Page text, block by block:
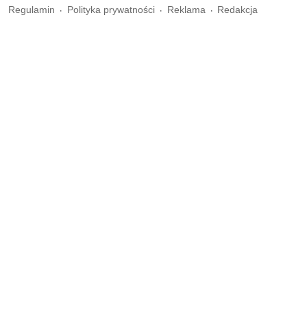
Regulamin
Polityka prywatności Reklama Redakcja